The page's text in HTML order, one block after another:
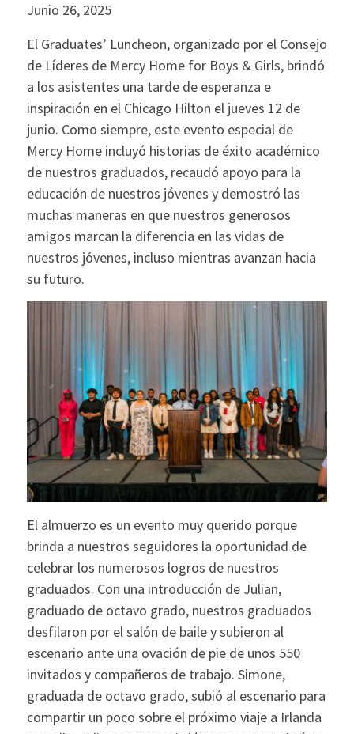
Junio 26, 2025
El Graduates’ Luncheon, organizado por el Consejo
de Líderes de Mercy Home for Boys & Girls, brindó
a los asistentes una tarde de esperanza e
inspiración en el Chicago Hilton el jueves 12 de
junio. Como siempre, este evento especial de
Mercy Home incluyó historias de éxito académico
de nuestros graduados, recaudó apoyo para la
educación de nuestros jóvenes y demostró las
muchas maneras en que nuestros generosos
amigos marcan la diferencia en las vidas de
nuestros jóvenes, incluso mientras avanzan hacia
su futuro.
El almuerzo es un evento muy querido porque
brinda a nuestros seguidores la oportunidad de
celebrar los numerosos logros de nuestros
graduados. Con una introducción de Julian,
graduado de octavo grado, nuestros graduados
desfilaron por el salón de baile y subieron al
escenario ante una ovación de pie de unos 550
invitados y compañeros de trabajo. Simone,
graduada de octavo grado, subió al escenario para
compartir un poco sobre el próximo viaje a Irlanda